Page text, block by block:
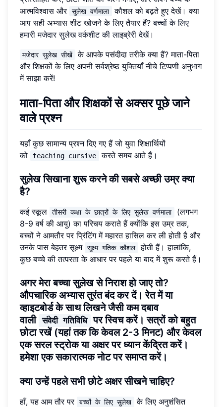
आत्मविश्वास और सुलेख वर्णमाला कौशल को बढ़ते हुए देखें। क्या
आप सही अभ्यास शीट खोजने के लिए तैयार हैं?बच्चों के लिए
हमारी मजेदार सुलेख वर्कशीट की लाइब्रेरी देखें।
मजेदार सुलेख सीखें
के आपके पसंदीदा तरीके क्या हैं? माता-पिता
और शिक्षकों के लिए अपनी सर्वश्रेष्ठ युक्तियाँ नीचे टिप्पणी अनुभाग
में साझा करें!
माता-पिता और शिक्षकों से अक्सर पूछे जाने
वाले प्रश्न
यहाँ कुछ सामान्य प्रश्न दिए गए हैं जो युवा शिक्षार्थियों
को
teaching cursive करते समय आते हैं।
सुलेख सिखाना शुरू करने की सबसे अच्छी उम्र क्या
है?
कई स्कूल तीसरी कक्षा के छात्रों के लिए सुलेख वर्णमाला
(लगभग
8-9 वर्ष की आयु) का परिचय कराते हैं क्योंकि इस उम्र तक,
बच्चों ने आमतौर पर प्रिंटिंग में महारत हासिल कर ली होती है और
उनके पास बेहतर सूक्ष्म सूक्ष्म गतिक कौशल होती हैं। हालांकि,
कुछ बच्चे की तत्परता के आधार पर पहले या बाद में शुरू करते हैं।
अगर मेरा बच्चा सुलेख से निराश हो जाए तो?
औपचारिक अभ्यास तुरंत बंद कर दें। रेत में या
व्हाइटबोर्ड के साथ लिखने जैसी कम दबाव
वाली संवेदी गतिविधि पर स्विच करें। सत्रों को बहुत
छोटा रखें (यहां तक कि केवल 2-3 मिनट) और केवल
एक सरल स्ट्रोक या अक्षर पर ध्यान केंद्रित करें।
हमेशा एक सकारात्मक नोट पर समाप्त करें।
क्या उन्हें पहले सभी छोटे अक्षर सीखने चाहिए?
हाँ, यह आम तौर पर बच्चों के लिए सुलेख
के लिए अनुशंसित